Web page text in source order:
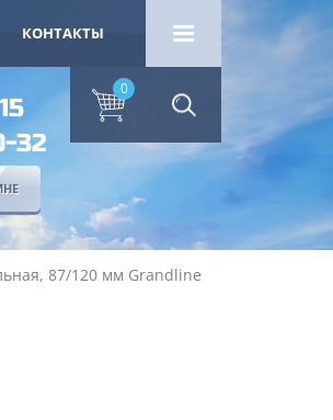
КОНТАКТЫ
0
32
87/120 мм Grandline